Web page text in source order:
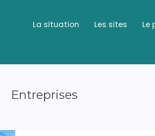
La situation Les sites Le
Entreprises